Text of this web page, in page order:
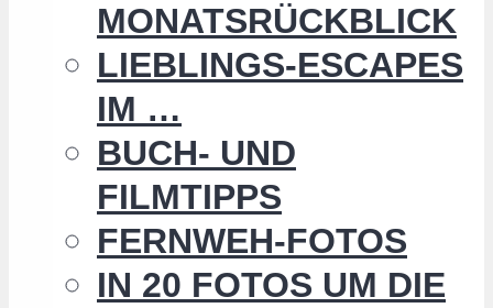
MONATSRÜCKBLICK
LIEBLINGS-ESCAPES
IM …
BUCH- UND
FILMTIPPS
FERNWEH-FOTOS
IN 20 FOTOS UM DIE